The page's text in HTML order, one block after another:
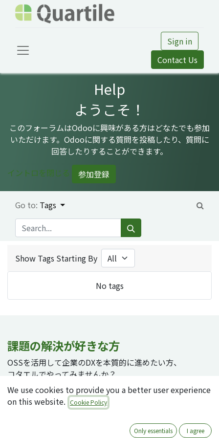
Sign in
Contact Us
Help
ようこそ！
このフォーラムはOdooに興味がある方はどなたでも参加
いただけます。Odooに関する質問を投稿したり、質問に
回答したりすることができます。
イントロを閉じる
参加登録
Go to: Tags
Show Tags Starting By
No tags
課題の解決が好きな方
OSSを活用して企業のDXを本質的に進めたい方、
コタエルでやってみませんか？
We use cookies to provide you a better user experience
on this website. Cookie Policy
Only essentials I agree